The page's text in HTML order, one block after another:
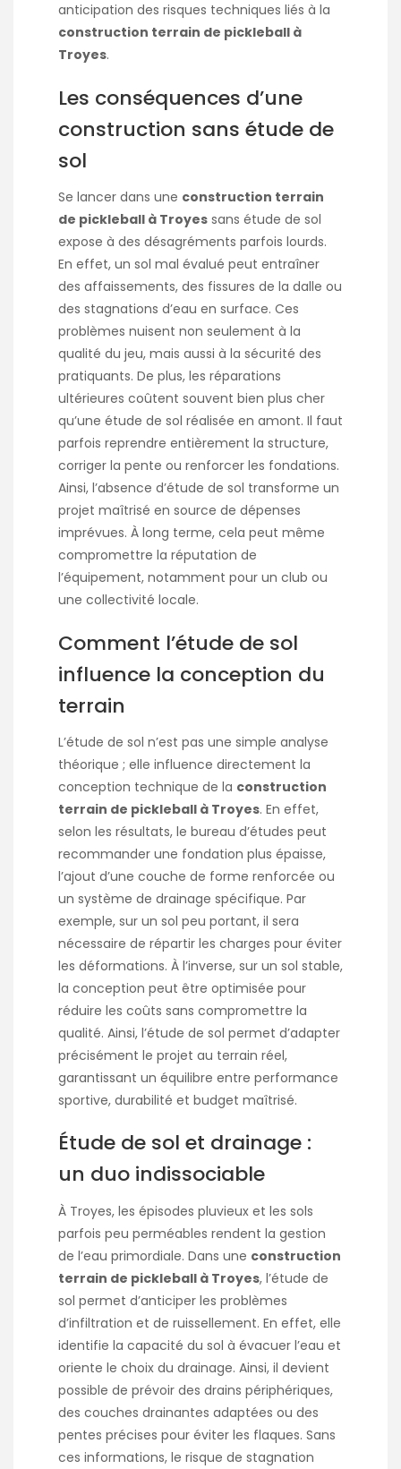
anticipation des risques techniques liés à la
construction terrain de pickleball à
Troyes.
Les conséquences d’une
construction sans étude de
sol
Se lancer dans une construction terrain
de pickleball à Troyes sans étude de sol
expose à des désagréments parfois lourds.
En effet, un sol mal évalué peut entraîner
des affaissements, des fissures de la dalle ou
des stagnations d’eau en surface. Ces
problèmes nuisent non seulement à la
qualité du jeu, mais aussi à la sécurité des
pratiquants. De plus, les réparations
ultérieures coûtent souvent bien plus cher
qu’une étude de sol réalisée en amont. Il faut
parfois reprendre entièrement la structure,
corriger la pente ou renforcer les fondations.
Ainsi, l’absence d’étude de sol transforme un
projet maîtrisé en source de dépenses
imprévues. À long terme, cela peut même
compromettre la réputation de
l’équipement, notamment pour un club ou
une collectivité locale.
Comment l’étude de sol
influence la conception du
terrain
L’étude de sol n’est pas une simple analyse
théorique ; elle influence directement la
conception technique de la construction
terrain de pickleball à Troyes. En effet,
selon les résultats, le bureau d’études peut
recommander une fondation plus épaisse,
l’ajout d’une couche de forme renforcée ou
un système de drainage spécifique. Par
exemple, sur un sol peu portant, il sera
nécessaire de répartir les charges pour éviter
les déformations. À l’inverse, sur un sol stable,
la conception peut être optimisée pour
réduire les coûts sans compromettre la
qualité. Ainsi, l’étude de sol permet d’adapter
précisément le projet au terrain réel,
garantissant un équilibre entre performance
sportive, durabilité et budget maîtrisé.
Étude de sol et drainage :
un duo indissociable
À Troyes, les épisodes pluvieux et les sols
parfois peu perméables rendent la gestion
de l’eau primordiale. Dans une construction
terrain de pickleball à Troyes, l’étude de
sol permet d’anticiper les problèmes
d’infiltration et de ruissellement. En effet, elle
identifie la capacité du sol à évacuer l’eau et
oriente le choix du drainage. Ainsi, il devient
possible de prévoir des drains périphériques,
des couches drainantes adaptées ou des
pentes précises pour éviter les flaques. Sans
ces informations, le risque de stagnation